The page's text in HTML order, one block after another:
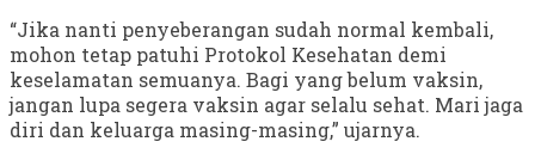
“Jika nanti penyeberangan sudah normal kembali,
mohon tetap patuhi Protokol Kesehatan demi
keselamatan semuanya. Bagi yang belum vaksin,
jangan lupa segera vaksin agar selalu sehat. Mari jaga
diri dan keluarga masing-masing,” ujarnya.